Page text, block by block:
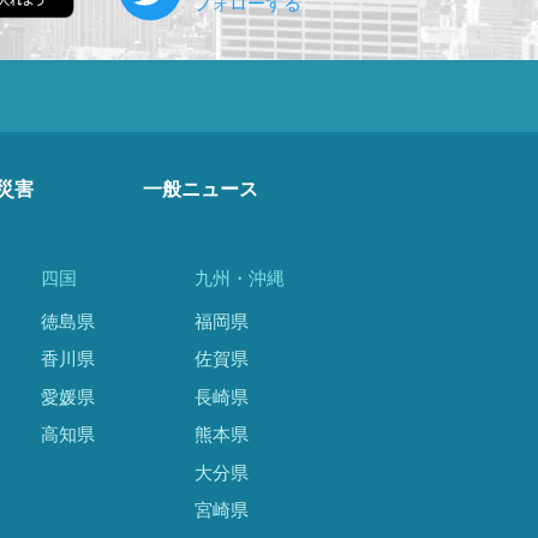
害 一般ニュース
四国
徳島県
香川県
愛媛県
高知県
九州・沖縄
福岡県
佐賀県
長崎県
熊本県
大分県
宮崎県